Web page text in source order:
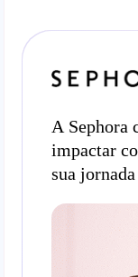
A Sephora
impactar
sua